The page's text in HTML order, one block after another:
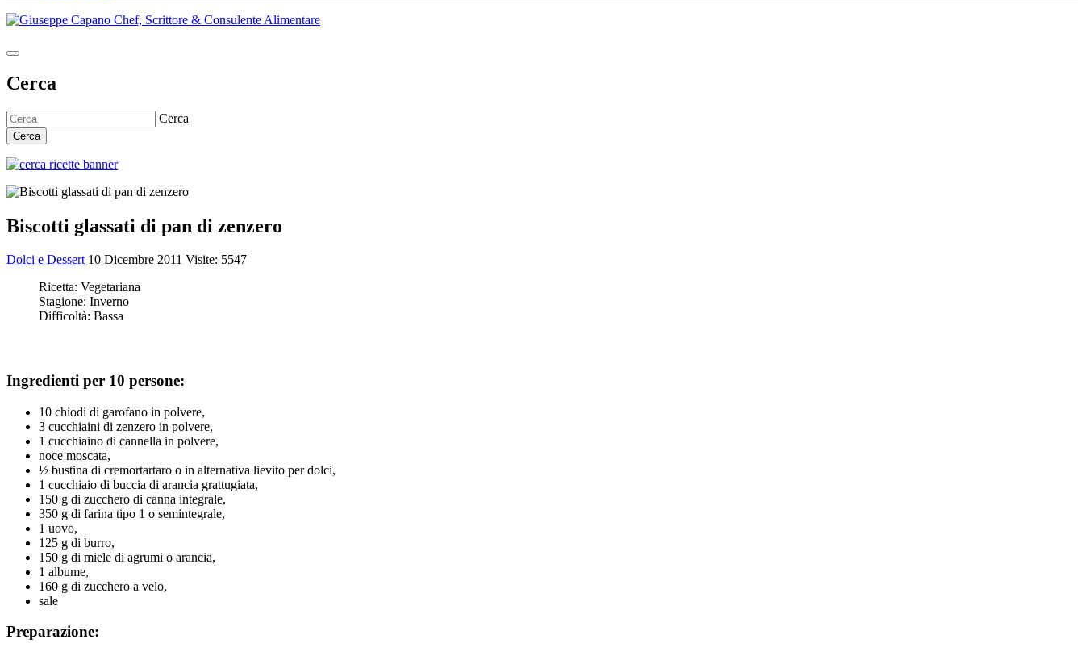
Cerca
Cerca
Cerca
Biscotti glassati di pan di zenzero
Dolci e Dessert 10 Dicembre 2011 Visite: 5547
Ricetta: Vegetariana
Stagione: Inverno
Difficoltà: Bassa
Ingredienti per 10 persone:
10 chiodi di garofano in polvere,
3 cucchiaini di zenzero in polvere,
1 cucchiaino di cannella in polvere,
noce moscata,
½ bustina di cremortartaro o in alternativa lievito per dolci,
1 cucchiaio di buccia di arancia grattugiata,
150 g di zucchero di canna integrale,
350 g di farina tipo 1 o semintegrale,
1 uovo,
125 g di burro,
150 g di miele di agrumi o arancia,
1 albume,
160 g di zucchero a velo,
sale
Preparazione: